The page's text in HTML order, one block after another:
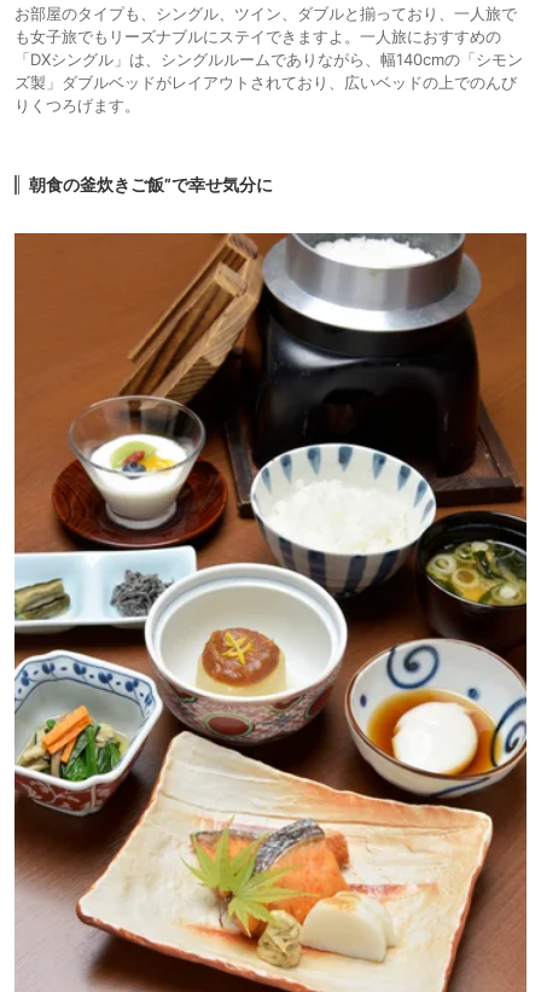
お部屋のタイプも、シングル、ツイン、ダブルと揃っており、一人旅で
も女子旅でもリーズナブルにステイできますよ。一人旅におすすめの
「DXシングル」は、シングルルームでありながら、幅140cmの「シモン
ズ製」ダブルベッドがレイアウトされており、広いベッドの上でのんび
りくつろげます。
朝食の釜炊きご飯”で幸せ気分に